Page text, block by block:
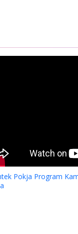
Pokja Program